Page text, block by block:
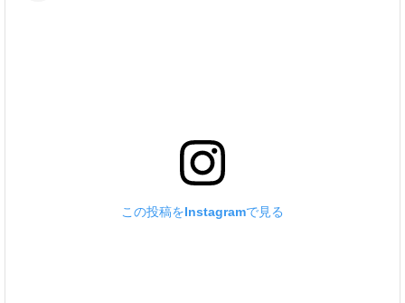
この投稿をInstagramで見る